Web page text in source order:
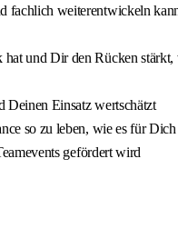
weiterentwickeln
und Dir den Rücken
Deinen Einsatz wertschätzt
so zu leben, wie es für Dich
gefördert wird